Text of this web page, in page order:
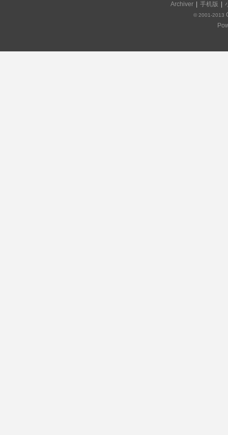
Archiver 手机版
© 2001-2013